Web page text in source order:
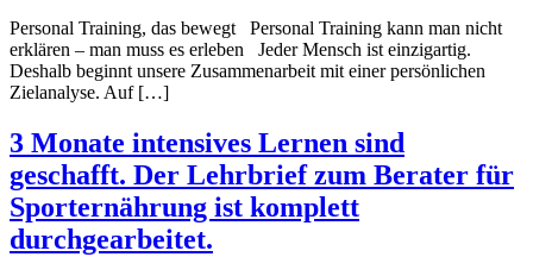
Personal Training, das bewegt Personal Training kann man nicht
erklären – man muss es erleben Jeder Mensch ist einzigartig.
Deshalb beginnt unsere Zusammenarbeit mit einer persönlichen
Zielanalyse. Auf […]
3 Monate intensives Lernen sind
geschafft. Der Lehrbrief zum Berater für
Sporternährung ist komplett
durchgearbeitet.